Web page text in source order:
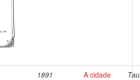
1891
A cidade